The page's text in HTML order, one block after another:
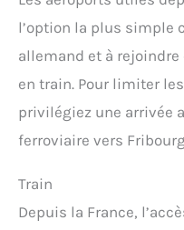
l’option la plus simple
allemand et à
en train. Pour limiter
privilégiez une arrivée
ferroviaire vers
Train
Depuis la France,